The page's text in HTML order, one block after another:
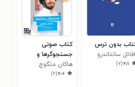
بدون ترس
سانتاندرو
۲٫۱(۷)
کتاب صوتی
جستجوگرها و
نشانه ها
هاکان منگوچ
۲٫۰(۲)